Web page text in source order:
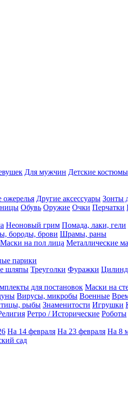
Для мужчин Детские костюмы
ожерелья Другие аксессуары Зонты
Обувь Оружие Очки Перчатки
Неоновый грим Помада, лаки, гели
бороды, брови Шрамы, раны
Маски на пол лица Металлические
парики
шляпы Треуголки Фуражки
для постановок Маски на
Вирусы, микробы Военные
рыбы Знаменитости Игрушки
Ретро / Исторические Роботы
На 14 февраля На 23 февраля На 8
сад